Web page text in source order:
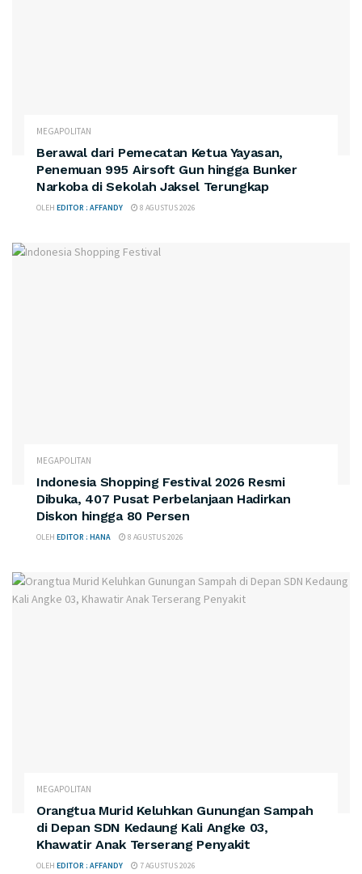
MEGAPOLITAN
Berawal dari Pemecatan Ketua Yayasan,
Penemuan 995 Airsoft Gun hingga Bunker
Narkoba di Sekolah Jaksel Terungkap
OLEH EDITOR : AFFANDY 8 AGUSTUS 2026
MEGAPOLITAN
Indonesia Shopping Festival 2026 Resmi
Dibuka, 407 Pusat Perbelanjaan Hadirkan
Diskon hingga 80 Persen
OLEH EDITOR : HANA 8 AGUSTUS 2026
MEGAPOLITAN
Orangtua Murid Keluhkan Gunungan Sampah
di Depan SDN Kedaung Kali Angke 03,
Khawatir Anak Terserang Penyakit
OLEH EDITOR : AFFANDY 7 AGUSTUS 2026